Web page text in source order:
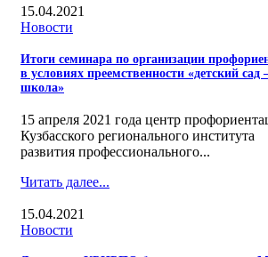
15.04.2021
Новости
Итоги семинара по организации
в условиях преемственности «детский сад
школа»
15 апреля 2021 года центр
Кузбасского регионального института
развития профессионального...
Читать далее...
15.04.2021
Новости